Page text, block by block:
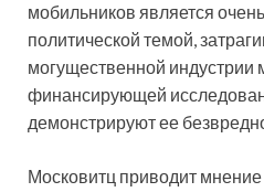
мобильников является
политической темой,
могущественной индустрии
финансирующей
демонстрируют ее
Московитц приводит